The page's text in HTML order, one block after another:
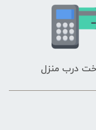
درب منزل